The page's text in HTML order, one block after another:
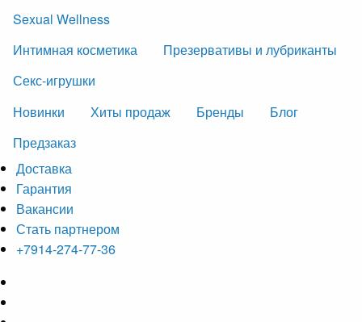
Sexual Wellness
Интимная косметика
Презервативы и лубриканты
Секс-игрушки
Новинки
Хиты продаж Бренды
Блог
Предзаказ
Доставка
Гарантия
Вакансии
Стать партнером
+7914-274-77-36